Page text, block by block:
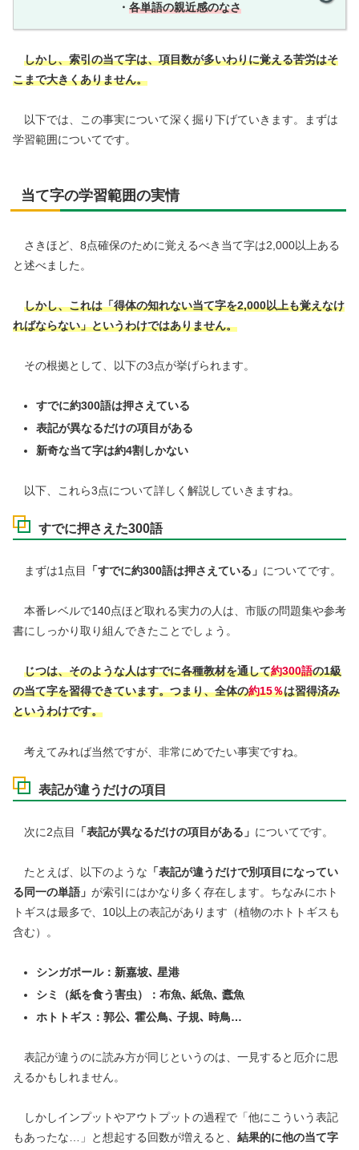
・ 各単語の親近感のなさ
しかし、索引の当て字は、項目数が多いわりに覚える苦労はそ
こまで大きくありません。
以下では、この事実について深く掘り下げていきます。まずは
学習範囲についてです。
当て字の学習範囲の実情
さきほど、8点確保のために覚えるべき当て字は2,000以上ある
と述べました。
しかし、これは「得体の知れない当て字を2,000以上も覚えなけ
ればならない」というわけではありません。
その根拠として、以下の3点が挙げられます。
すでに約300語は押さえている
表記が異なるだけの項目がある
新奇な当て字は約4割しかない
以下、これら3点について詳しく解説していきますね。
すでに押さえた300語
まずは1点目 「すでに約300語は押さえている」 についてです。
本番レベルで140点ほど取れる実力の人は、市販の問題集や参考
書にしっかり取り組んできたことでしょう。
じつは、そのような人はすでに各種教材を通して約300語の1級
の当て字を習得できています。つまり、全体の約15％は習得済み
というわけです。
考えてみれば当然ですが、非常にめでたい事実ですね。
表記が違うだけの項目
次に2点目 「表記が異なるだけの項目がある」 についてです。
たとえば、以下のような 「表記が違うだけで別項目になってい
る同一の単語」 が索引にはかなり多く存在します。ちなみにホト
トギスは最多で、10以上の表記があります（植物のホトトギスも
含む）。
シンガポール：新嘉坡､ 星港
シミ（紙を食う害虫）：布魚､ 紙魚､ 蠹魚
ホトトギス：郭公､ 霍公鳥､ 子規､ 時鳥…
表記が違うのに読み方が同じというのは、一見すると厄介に思
えるかもしれません。
しかしインプットやアウトプットの過程で「他にこういう表記
もあったな…」と想起する回数が増えると、 結果的に他の当て字